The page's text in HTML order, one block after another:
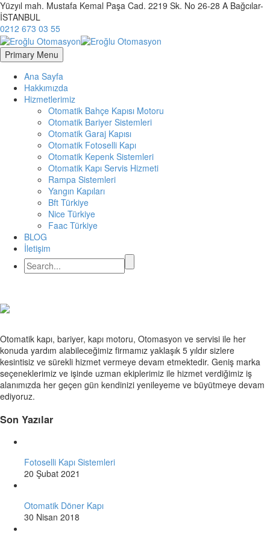
Yüzyıl mah. Mustafa Kemal Paşa Cad. 2219 Sk. No 26-28 A Bağcılar-
İSTANBUL
0212 673 03 55
Primary Menu
Ana Sayfa
Hakkımızda
Hizmetlerimiz
Otomatik Bahçe Kapısı Motoru
Otomatik Bariyer Sistemleri
Otomatik Garaj Kapısı
Otomatik Fotoselli Kapı
Otomatik Kepenk Sistemleri
Otomatik Kapı Servis Hizmeti
Rampa Sistemleri
Yangın Kapıları
Bft Türkiye
Nice Türkiye
Faac Türkiye
BLOG
İletişim
Otomatik kapı, bariyer, kapı motoru, Otomasyon ve servisi ile her
konuda yardım alabileceğimiz firmamız yaklaşık 5 yıldır sizlere
kesintisiz ve sürekli hizmet vermeye devam etmektedir. Geniş marka
seçeneklerimiz ve işinde uzman ekiplerimiz ile hizmet verdiğimiz iş
alanımızda her geçen gün kendinizi yenileyeme ve büyütmeye devam
ediyoruz.
Son Yazılar
Fotoselli Kapı Sistemleri
20 Şubat 2021
Otomatik Döner Kapı
30 Nisan 2018